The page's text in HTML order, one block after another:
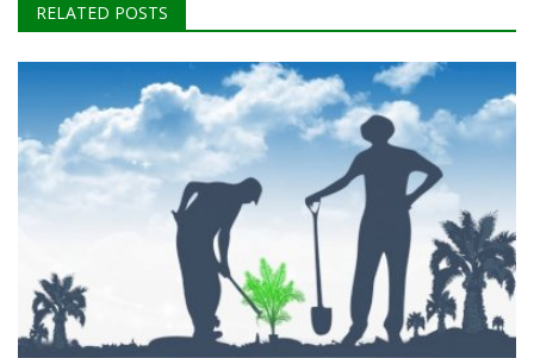
RELATED POSTS